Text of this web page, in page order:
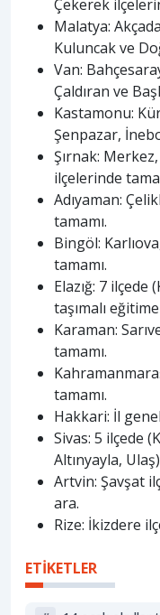
Çekerek
Malatya:
Kuluncak ve
Van:
Çaldıran ve
Kastamonu:
Şenpazar,
Şırnak:
ilçelerinde
Adıyaman:
tamamı.
Bingöl:
tamamı.
Elazığ: 7 ilçede
taşımalı
Karaman:
tamamı.
tamamı.
Hakkari: İl
Sivas: 5 ilçede
Altınyayla,
Artvin: Şavşat
ara.
Rize: İkizdere
ETİKETLER